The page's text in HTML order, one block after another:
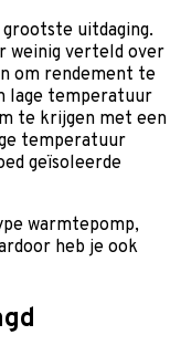
uitdaging.
weinig verteld over
om rendement te
lage temperatuur
te krijgen met een
temperatuur
geïsoleerde
warmtepomp,
heb je ook